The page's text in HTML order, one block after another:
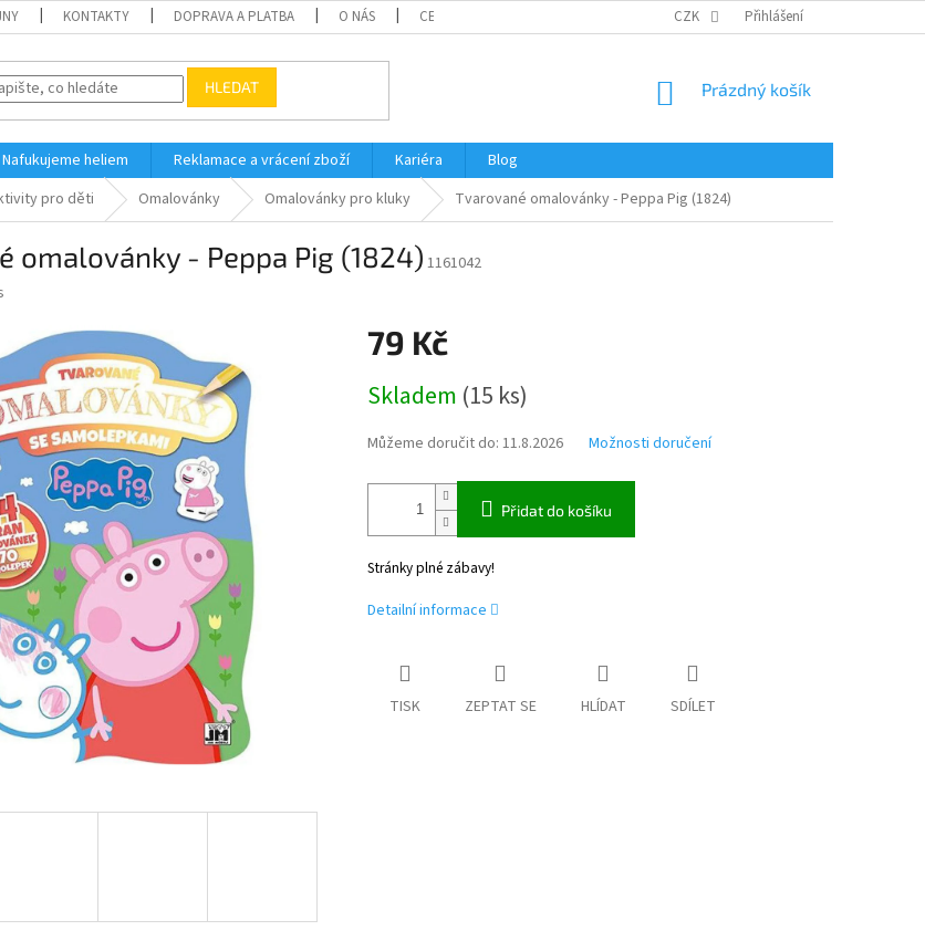
KONTAKTY DOPRAVA A PLATBA O NÁS CERTIFIKÁTY A NÁVODY OBCHODNÍ PODMÍNKY OCHRANA OSOBNÍCH
CZK Přihlášení
HLEDAT
NÁKUPNÍ
Prázdný košík
Nafukujeme heliem Reklamace a vrácení zboží Kariéra
Blog
pro děti Omalovánky Omalovánky pro kluky Tvarované omalovánky - Peppa Pig (1824)
omalovánky - Peppa Pig (1824) 1161042
79 Kč
cena:
Skladem (15 ks)
Můžeme doručit do: 11.8.2026 Možnosti doručení
Přidat do košíku
Stránky plné zábavy!
Detailní informace
TISK ZEPTAT SE HLÍDAT SDÍLET